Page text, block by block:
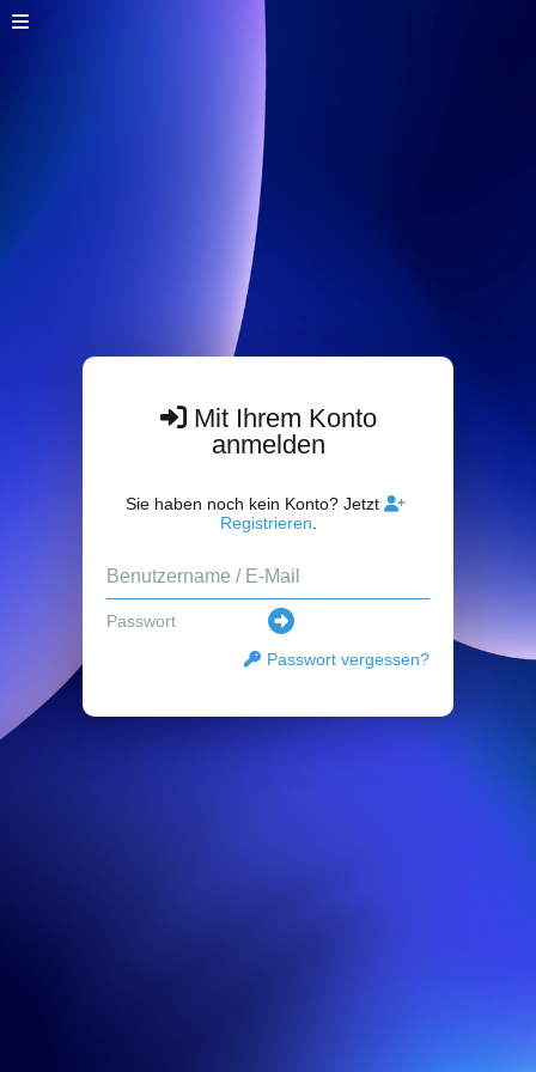
Mit Ihrem Konto
anmelden
Sie haben noch kein Konto? Jetzt
Registrieren
Passwort vergessen?